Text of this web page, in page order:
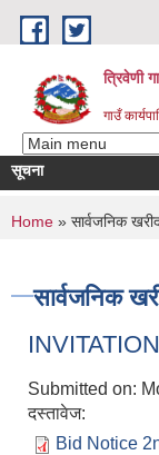
Skip to main content
त्रिवेणी
गाउँ
सूचना
You are
Home » सार्वजनिक
सार्वजनिक
Submitted on:
दस्तावेज:
Bid Notice